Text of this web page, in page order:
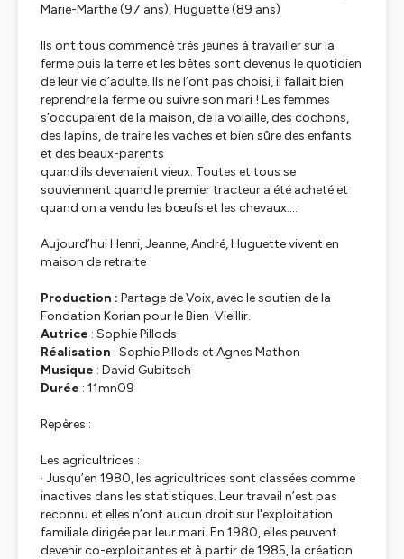
Marie-Marthe (97 ans), Huguette (89 ans)
Ils ont tous commencé très jeunes à travailler sur la
ferme puis la terre et les bêtes sont devenus le quotidien
de leur vie d’adulte. Ils ne l’ont pas choisi, il fallait bien
reprendre la ferme ou suivre son mari ! Les femmes
s’occupaient de la maison, de la volaille, des cochons,
des lapins, de traire les vaches et bien sûre des enfants
et des beaux-parents
quand ils devenaient vieux. Toutes et tous se
souviennent quand le premier tracteur a été acheté et
quand on a vendu les bœufs et les chevaux….
Aujourd’hui Henri, Jeanne, André, Huguette vivent en
maison de retraite
Production : Partage de Voix, avec le soutien de la
Fondation Korian pour le Bien-Vieillir.
Autrice : Sophie Pillods
Réalisation : Sophie Pillods et Agnes Mathon
Musique : David Gubitsch
Durée : 11mn09
Repères :
Les agricultrices :
· Jusqu’en 1980, les agricultrices sont classées comme
inactives dans les statistiques. Leur travail n’est pas
reconnu et elles n’ont aucun droit sur l'exploitation
familiale dirigée par leur mari. En 1980, elles peuvent
devenir co-exploitantes et à partir de 1985, la création